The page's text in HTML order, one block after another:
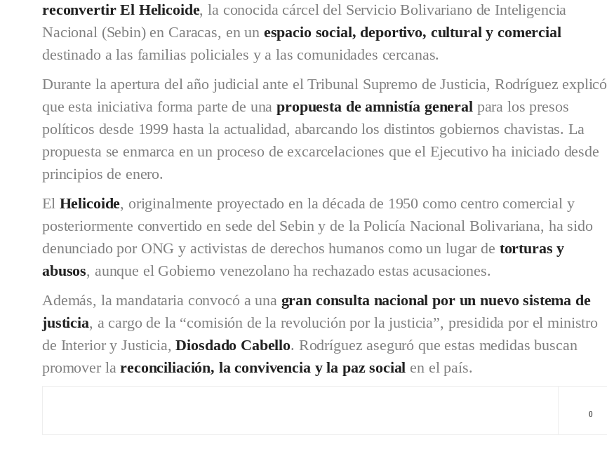
reconvertir El Helicoide, la conocida cárcel del Servicio Bolivariano de Inteligencia
Nacional (Sebin) en Caracas, en un espacio social, deportivo, cultural y comercial
destinado a las familias policiales y a las comunidades cercanas.
Durante la apertura del año judicial ante el Tribunal Supremo de Justicia, Rodríguez explicó
que esta iniciativa forma parte de unapropuesta de amnistía generalpara los presos
políticos desde 1999 hasta la actualidad, abarcando los distintos gobiernos chavistas. La
propuesta se enmarca en un proceso de excarcelaciones que el Ejecutivo ha iniciado desde
principios de enero.
El Helicoide, originalmente proyectado en la década de 1950 como centro comercial y
posteriormente convertido en sede del Sebin y de la Policía Nacional Bolivariana, ha sido
denunciado por ONG y activistas de derechos humanos como un lugar de torturas y
abusos, aunque el Gobierno venezolano ha rechazado estas acusaciones.
Además, la mandataria convocó a una gran consulta nacional por un nuevo sistema de
justicia, a cargo de la “comisión de la revolución por la justicia”, presidida por el ministro
de Interior y Justicia,Diosdado Cabello. Rodríguez aseguró que estas medidas buscan
promover lareconciliación, la convivencia y la paz social en el país.
0